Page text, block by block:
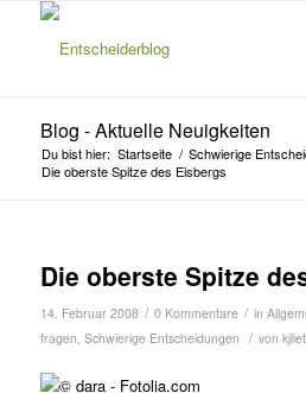
Blog - Aktuelle Neuigkeiten
Du bist hier: Startseite / Schwierige
Die oberste Spitze des Eisbergs
Die oberste Spitze
14. Februar 2008 / 0 Kommentare / in
fragen, Schwierige Entscheidungen / von